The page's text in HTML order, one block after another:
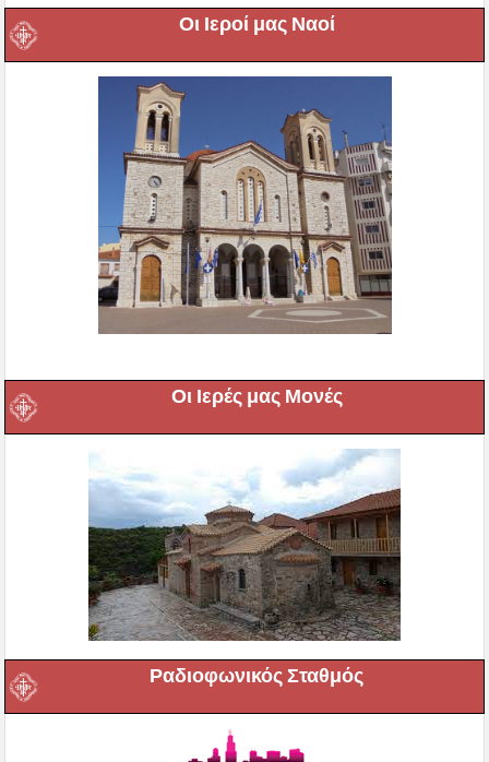
Οι Ιεροί μας Ναοί
Οι Ιερές μας Μονές
Ραδιοφωνικός Σταθμός